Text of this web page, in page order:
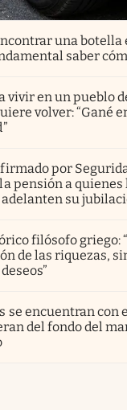
una botella
saber
vivir en un pueblo
volver: “Gané
por
pensión a
su
filósofo griego:
de las riquezas,
se encuentran con
del fondo del